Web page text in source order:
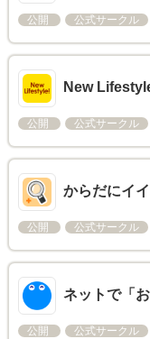
公開 公式サークル
New
公開 公式サークル
からだにイ
公開 公式サークル
ネットで「
公開 公式サークル